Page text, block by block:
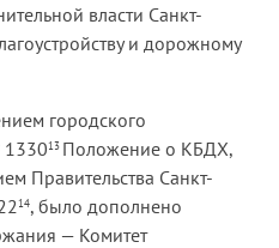
власти Санкт-
и дорожному
городского
133013 Положение о КБДХ,
Правительства Санкт-
14, было дополнено
— Комитет